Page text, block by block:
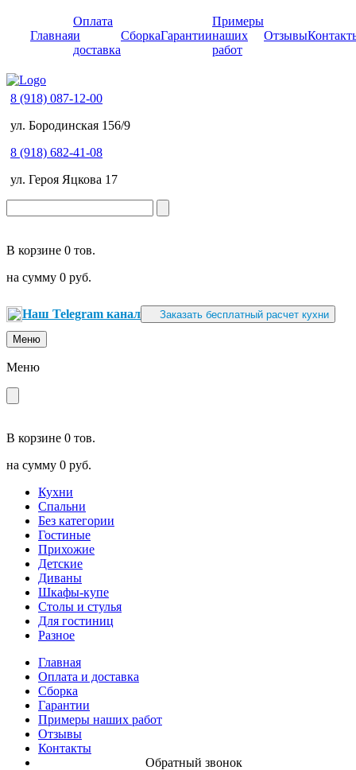
Главная
Оплата
и
доставка
СборкаГарантии
Примеры
наших
работ
Отзывы
8 (918) 087-12-00
ул. Бородинская 156/9
8 (918) 682-41-08
ул. Героя Яцкова 17
В корзине 0 тов.
на сумму 0 руб.
Наш Telegram канал Заказать бесплатный расчет кухни
Меню
Меню
В корзине 0 тов.
на сумму 0 руб.
Кухни
Спальни
Без категории
Гостиные
Прихожие
Детские
Диваны
Шкафы-купе
Столы и стулья
Для гостиниц
Разное
Главная
Оплата и доставка
Сборка
Гарантии
Примеры наших работ
Отзывы
Контакты
Обратный звонок